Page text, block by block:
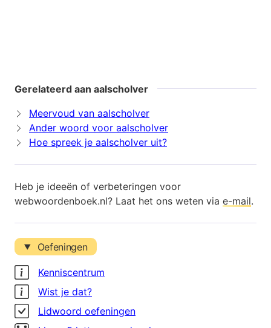
Gerelateerd aan aalscholver
Meervoud van aalscholver
Ander woord voor aalscholver
Hoe spreek je aalscholver uit?
Heb je ideeën of verbeteringen voor
webwoordenboek.nl? Laat het ons weten via e-mail.
Oefeningen
Kenniscentrum
Wist je dat?
Lidwoord oefeningen